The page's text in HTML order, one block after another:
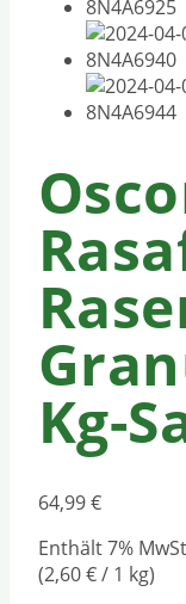
Kg-
64,99€
Enthält 7%
(2,60€/ 1 kg)